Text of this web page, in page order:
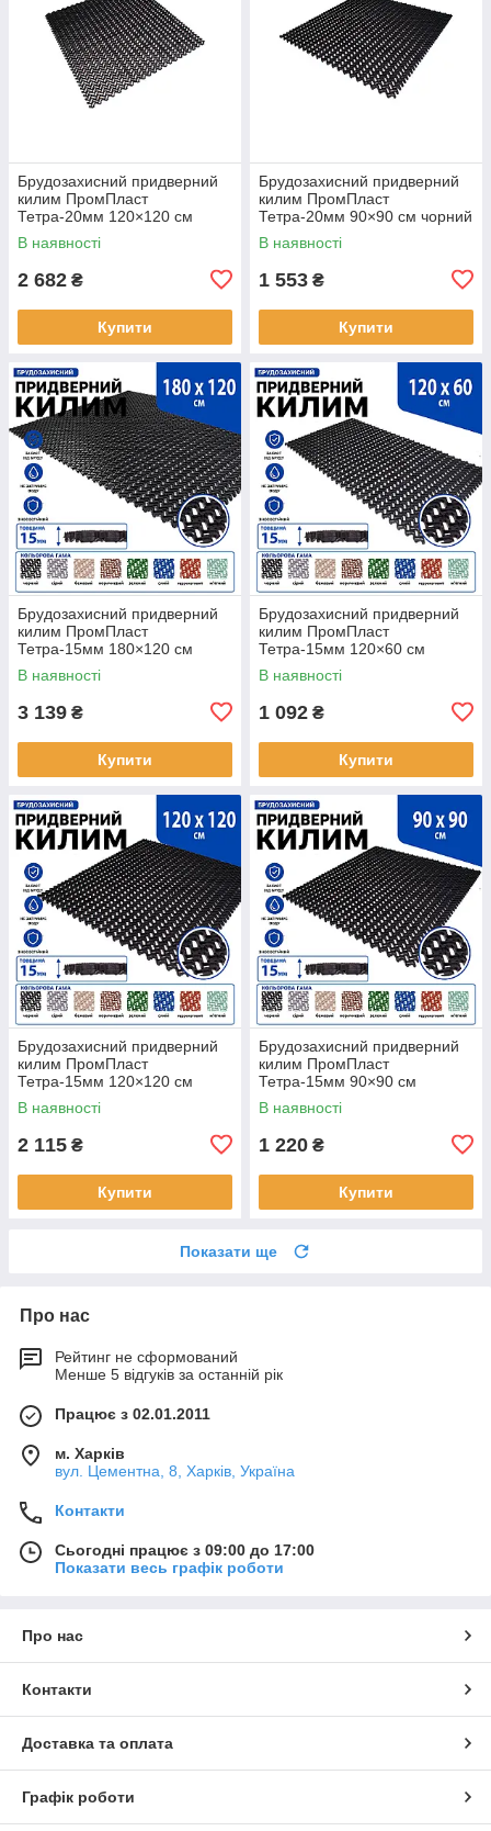
Брудозахисний придверний
килим ПромПласт
Тетра-20мм 120×120 см
чорний
В наявності
2 682 ₴
Купити
Брудозахисний придверний
килим ПромПласт
Тетра-20мм 90×90 см чорний
В наявності
1 553 ₴
Купити
Брудозахисний придверний
килим ПромПласт
Тетра-15мм 180×120 см
Чорний
В наявності
3 139 ₴
Купити
Брудозахисний придверний
килим ПромПласт
Тетра-15мм 120×60 см
Чорний
В наявності
1 092 ₴
Купити
Брудозахисний придверний
килим ПромПласт
Тетра-15мм 120×120 см
Чорний
В наявності
2 115 ₴
Купити
Брудозахисний придверний
килим ПромПласт
Тетра-15мм 90×90 см
Чорний
В наявності
1 220 ₴
Купити
Показати ще
Про нас
Рейтинг не сформований
Менше 5 відгуків за останній рік
Працює з 02.01.2011
м. Харків
вул. Цементна, 8, Харків, Україна
Контакти
Сьогодні працює з 09:00 до 17:00
Показати весь графік роботи
Про нас
Контакти
Доставка та оплата
Графік роботи